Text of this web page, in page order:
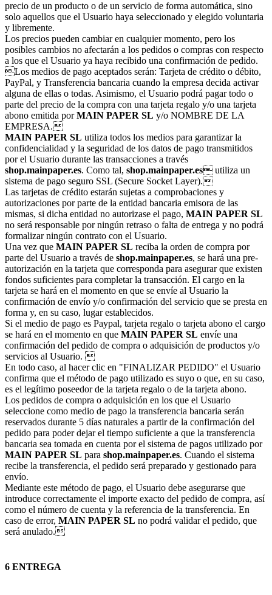
precio de un producto o de un servicio de forma automática, sino
solo aquellos que el Usuario haya seleccionado y elegido voluntaria
y libremente.
Los precios pueden cambiar en cualquier momento, pero los
posibles cambios no afectarán a los pedidos o compras con respecto
a los que el Usuario ya haya recibido una confirmación de pedido.
Los medios de pago aceptados serán: Tarjeta de crédito o débito,
PayPal, y Transferencia bancaria cuando la empresa decida activar
alguna de ellas o todas. Asimismo, el Usuario podrá pagar todo o
parte del precio de la compra con una tarjeta regalo y/o una tarjeta
abono emitida porMAIN PAPER SL y/o NOMBRE DE LA
EMPRESA.
MAIN PAPER SL utiliza todos los medios para garantizar la
confidencialidad y la seguridad de los datos de pago transmitidos
por el Usuario durante las transacciones a través
shop.mainpaper.es. Como tal, shop.mainpaper.es utiliza un
sistema de pago seguro SSL (Secure Socket Layer).
Las tarjetas de crédito estarán sujetas a comprobaciones y
autorizaciones por parte de la entidad bancaria emisora de las
mismas, si dicha entidad no autorizase el pago, MAIN PAPER SL
no será responsable por ningún retraso o falta de entrega y no podrá
formalizar ningún contrato con el Usuario.
Una vez que MAIN PAPER SL reciba la orden de compra por
parte del Usuario a través de shop.mainpaper.es, se hará una pre-
autorización en la tarjeta que corresponda para asegurar que existen
fondos suficientes para completar la transacción. El cargo en la
tarjeta se hará en el momento en que se envíe al Usuario la
confirmación de envío y/o confirmación del servicio que se presta en
forma y, en su caso, lugar establecidos.
Si el medio de pago es Paypal, tarjeta regalo o tarjeta abono el cargo
se hará en el momento en que MAIN PAPER SL envíe una
confirmación del pedido de compra o adquisición de productos y/o
servicios al Usuario. 
En todo caso, al hacer clic en "FINALIZAR PEDIDO" el Usuario
confirma que el método de pago utilizado es suyo o que, en su caso,
es el legítimo poseedor de la tarjeta regalo o de la tarjeta abono.
Los pedidos de compra o adquisición en los que el Usuario
seleccione como medio de pago la transferencia bancaria serán
reservados durante 5 días naturales a partir de la confirmación del
pedido para poder dejar el tiempo suficiente a que la transferencia
bancaria sea tomada en cuenta por el sistema de pagos utilizado por
MAIN PAPER SL para shop.mainpaper.es. Cuando el sistema
recibe la transferencia, el pedido será preparado y gestionado para
envío.
Mediante este método de pago, el Usuario debe asegurarse que
introduce correctamente el importe exacto del pedido de compra, así
como el número de cuenta y la referencia de la transferencia. En
caso de error, MAIN PAPER SL no podrá validar el pedido, que
será anulado.
6 ENTREGA